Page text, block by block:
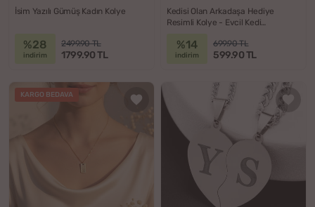
İsim Yazılı Gümüş Kadın Kolye
%28
indirim
2499.90 TL
1799.90 TL
Kedisi Olan Arkadaşa Hediye
Resimli Kolye - Evcil Kedi
%14
indirim
699.90 TL
599.90 TL
KARGO BEDAVA